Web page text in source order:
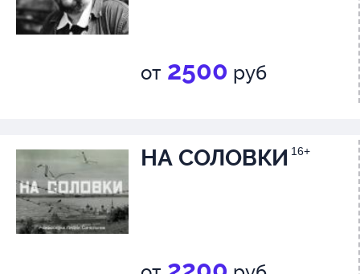
от 2500 руб
НА СОЛОВКИ 16+